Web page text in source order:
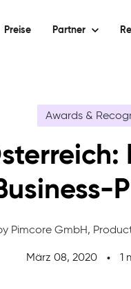
Preise Partner
Awards &
Pimcore GmbH,
März 08, 2020 1